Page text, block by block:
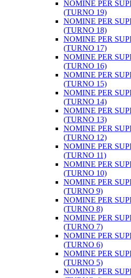
NOMINE PER
(TURNO 19)
NOMINE PER
(TURNO 18)
NOMINE PER
(TURNO 17)
NOMINE PER
(TURNO 16)
NOMINE PER
(TURNO 15)
NOMINE PER
(TURNO 14)
NOMINE PER
(TURNO 13)
NOMINE PER
(TURNO 12)
NOMINE PER
(TURNO 11)
NOMINE PER
(TURNO 10)
NOMINE PER
(TURNO 9)
NOMINE PER
(TURNO 8)
NOMINE PER
(TURNO 7)
NOMINE PER
(TURNO 6)
NOMINE PER
(TURNO 5)
NOMINE PER